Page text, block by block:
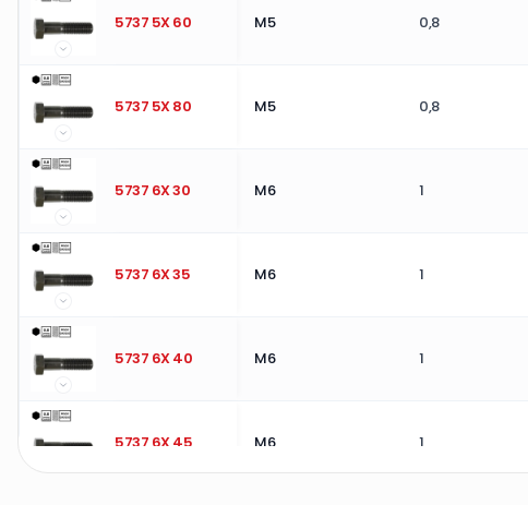
5737 5X 60 M5 0,8
5737 5X 80 M5 0,8
5737 6X 30 M6 1
5737 6X 35 M6 1
5737 6X 40 M6 1
5737 6X 45 M6 1